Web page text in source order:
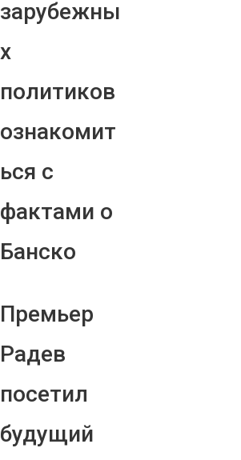
зарубежны
х
политиков
ознакомит
ься с
фактами о
Банско
Премьер
Радев
посетил
будущий